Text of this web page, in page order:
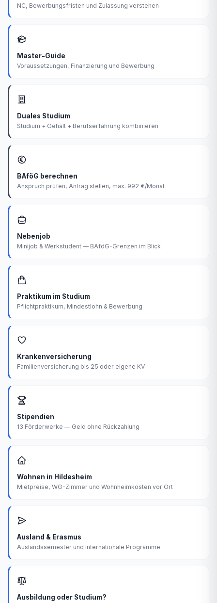
NC, Bewerbungsfristen und Zulassung verstehen
Master-Guide
Voraussetzungen, Finanzierung und Bewerbung
Duales Studium
Studium + Gehalt + Berufserfahrung kombinieren
BAföG berechnen
Anspruch prüfen, Antrag stellen, max. 992 €/Monat
Nebenjob
Minijob & Werkstudent — BAföG-Grenzen im Blick
Praktikum im Studium
Pflichtpraktikum, Mindestlohn & Bewerbung
Krankenversicherung
Familienversicherung bis 25 oder eigene KV
Stipendien
13 Förderwerke — Geld ohne Rückzahlung
Wohnen in Hildesheim
Mietpreise, WG-Zimmer und Wohnheimkosten vor Ort
Ausland & Erasmus
Auslandssemester und internationale Programme
Ausbildung oder Studium?